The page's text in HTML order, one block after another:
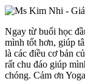
Ngay từ buổi học
mình tốt hơn, giúp
là các điều cơ bản
rất chu đáo giúp
chóng. Cảm ơn